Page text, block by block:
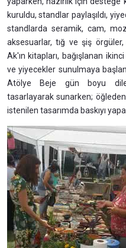
kuruldu, standlar paylaşıldı,
standlarda seramik, cam,
aksesuarlar, tığ ve şiş örgüler,
Ak'ın kitapları, bağışlanan
ve yiyecekler sunulmaya
Atölye Beje gün boyu
tasarlayarak sunarken;
istenilen tasarımda baskıyı